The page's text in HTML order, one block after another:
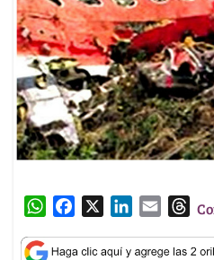
W
a
c
n
a
T
r